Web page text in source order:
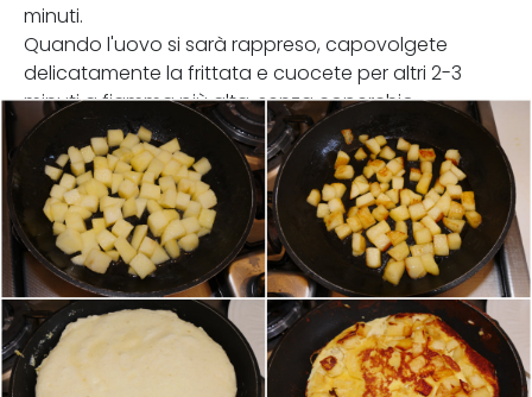
minuti.
Quando l'uovo si sarà rappreso, capovolgete
delicatamente la frittata e cuocete per altri 2-3
minuti a fiamma più alta, senza coperchio.